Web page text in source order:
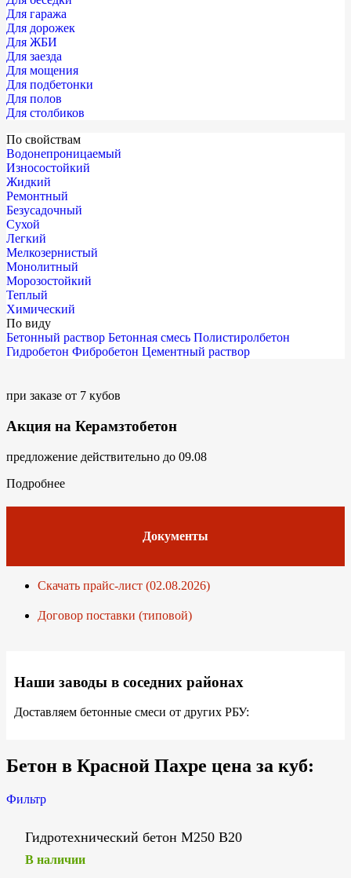
Для гаража
Для дорожек
Для ЖБИ
Для заезда
Для мощения
Для подбетонки
Для полов
Для столбиков
По свойствам
Водонепроницаемый
Износостойкий
Жидкий
Ремонтный
Безусадочный
Сухой
Легкий
Мелкозернистый
Монолитный
Морозостойкий
Теплый
Химический
По виду
Бетонный раствор Бетонная смесь Полистиролбетон
Гидробетон Фибробетон Цементный раствор
при заказе от 7 кубов
Акция на Керамзтобетон
предложение действительно до 09.08
Подробнее
Документы
Скачать прайс-лист (02.08.2026)
Договор поставки (типовой)
Наши заводы в соседних районах
Доставляем бетонные смеси от других РБУ:
Бетон в Красной Пахре цена за куб:
Фильтр
Гидротехнический бетон М250 В20
В наличии